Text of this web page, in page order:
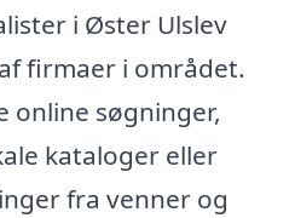
i Øster Ulslev
firmaer i området.
online søgninger,
kataloger eller
fra venner og